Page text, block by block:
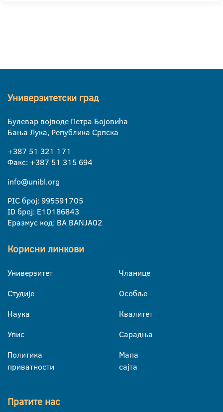
Универзитетски град
Булевар војводе Петра Бојовића
Бања Лука, Република Српска
+387 51 321 171
Факс: +387 51 315 694
info@unibl.org
PIC број: 995591705
ID број: E10186843
Еразмус код: BA BANJA02
Корисни линкови
Универзитет
Студије
Наука
Упис
Политика
приватности
Чланице
Особље
Квалитет
Сарадња
Мапа
сајта
Пратите нас